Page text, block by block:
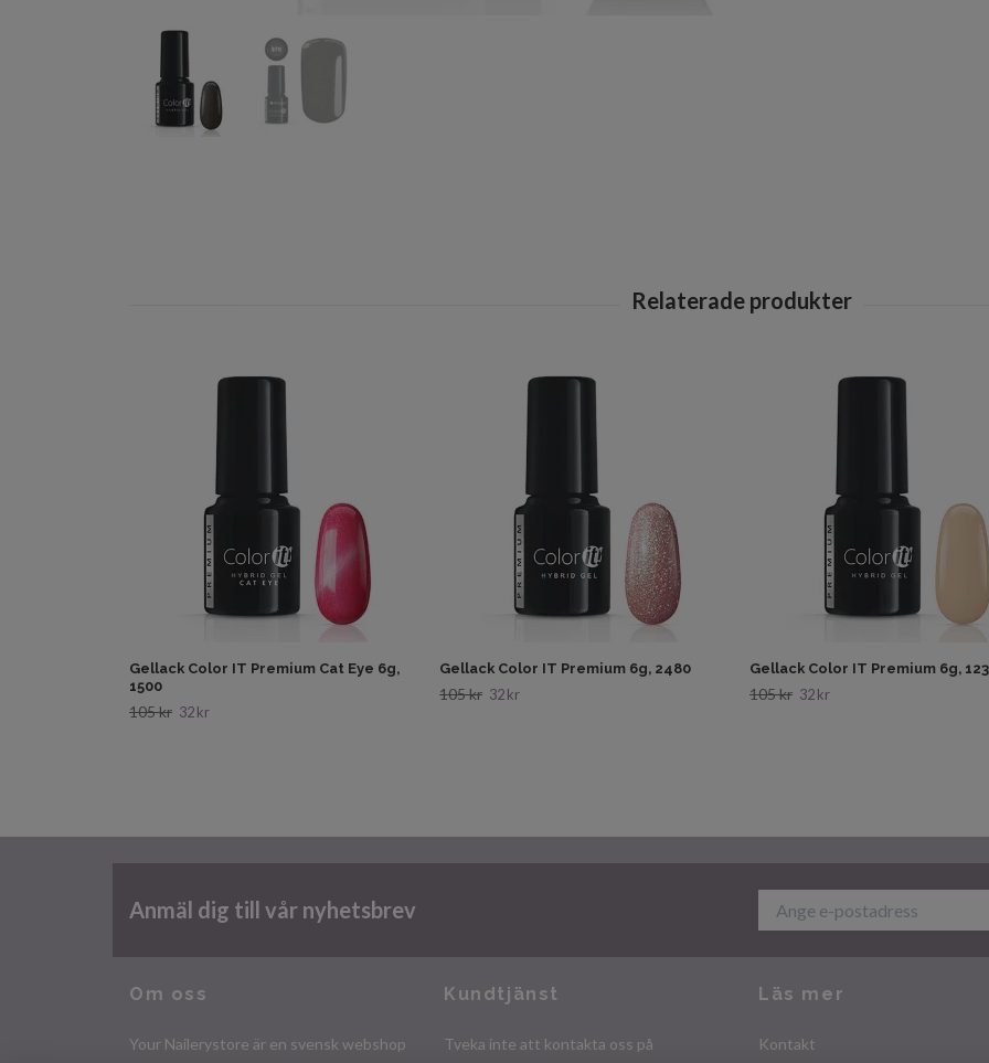
Gellack Color IT Premium Cat Eye 6g,
1500
105 kr 32 kr
Gellack Color IT Premium 6g, 2480
105 kr 32 kr
Gellack Color IT Premium 6g,
105 kr 32 kr
Anmäl dig till vår nyhetsbrev
Om oss
Your Nailerystore är en svensk webshop
Kundtjänst
Tveka inte att kontakta oss på
Läs mer
Kontakt